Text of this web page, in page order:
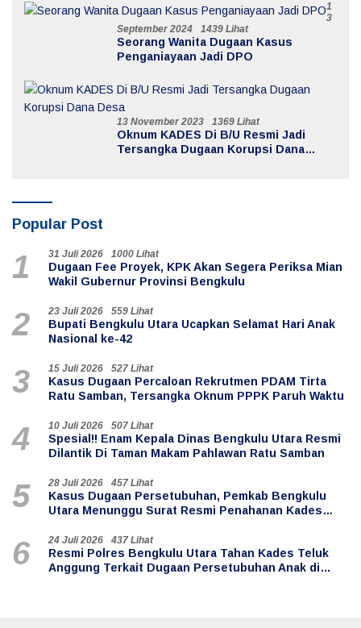
1
3
September 2024
1439 Lihat
Seorang Wanita Dugaan Kasus
Penganiayaan Jadi DPO
13 November 2023 1369 Lihat
Oknum KADES Di B/U Resmi Jadi
Tersangka Dugaan Korupsi Dana
Popular Post
1 31 Juli 2026 1000 Lihat
Dugaan Fee Proyek, KPK Akan Segera Periksa Mian
Wakil Gubernur Provinsi Bengkulu
2 23 Juli 2026 559 Lihat
Bupati Bengkulu Utara Ucapkan Selamat Hari Anak
Nasional ke-42
3 15 Juli 2026 527 Lihat
Kasus Dugaan Percaloan Rekrutmen PDAM Tirta
Ratu Samban, Tersangka Oknum PPPK Paruh Waktu
4 10 Juli 2026 507 Lihat
Spesial!! Enam Kepala Dinas Bengkulu Utara Resmi
5 28 Juli 2026 457 Lihat
Kasus Dugaan Persetubuhan, Pemkab Bengkulu
Utara Menunggu Surat Resmi Penahanan Kades
6 24 Juli 2026 437 Lihat
Resmi Polres Bengkulu Utara Tahan Kades Teluk
Anggung Terkait Dugaan Persetubuhan Anak di